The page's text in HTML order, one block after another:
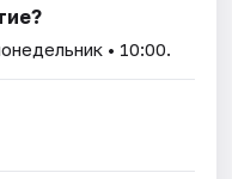
• 10:00.